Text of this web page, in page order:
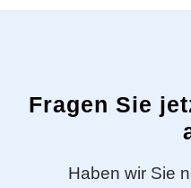
Fragen Sie
Haben wir Sie